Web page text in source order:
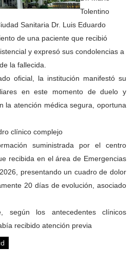
Tolentino
Sanitaria Dr. Luis Eduardo
de una paciente que recibió
y expresó sus condolencias a
la fallecida.
oficial, la institución manifestó su
en este momento de duelo y
la atención médica segura, oportuna
clínico complejo
suministrada por el centro
recibida en el área de Emergencias
presentando un cuadro de dolor
20 días de evolución, asociado
según los antecedentes clínicos
recibido atención previa